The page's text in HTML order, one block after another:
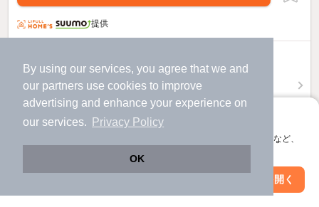
By using our services, you agree that we and
our partners use cookies to improve
advertising and enhance your experience on
our services.
Privacy Policy
OK
アプリに切り替えて、サクサクお部屋探し
会員登録なしですぐ使える。マップ検索やお気に入り保存など、
アプリを開く
提供
万円
（管理費4,000円）
不要
お問い合わせ（無料）
提供
絞り込み条件を変更